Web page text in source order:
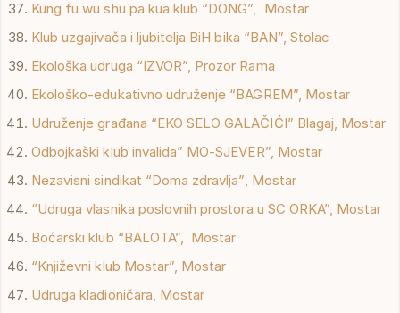
Kung fu wu shu pa kua klub “DONG”, Mostar
Klub uzgajivača i ljubitelja BiH bika “BAN”, Stolac
Ekološka udruga “IZVOR”, Prozor Rama
Ekološko-edukativno udruženje “BAGREM”, Mostar
Udruženje građana “EKO SELO GALAČIĆI” Blagaj, Mostar
Odbojkaški klub invalida” MO-SJEVER”, Mostar
Nezavisni sindikat “Doma zdravlja”, Mostar
“Udruga vlasnika poslovnih prostora u SC ORKA”, Mostar
Boćarski klub “BALOTA”, Mostar
“Književni klub Mostar”, Mostar
Udruga kladioničara, Mostar